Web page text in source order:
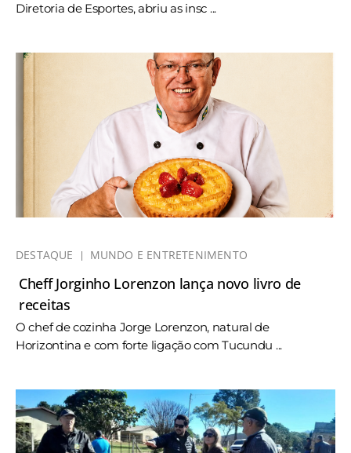
Diretoria de Esportes, abriu as insc ...
DESTAQUE MUNDO E ENTRETENIMENTO
Cheff Jorginho Lorenzon lança novo livro de
receitas
O chef de cozinha Jorge Lorenzon, natural de
Horizontina e com forte ligação com Tucundu ...